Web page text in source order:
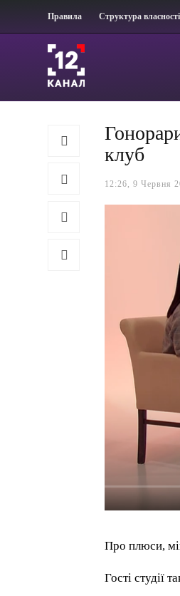
Правила Структура власності
клуб
12:26, 9 Червня
Про плюси,
Гості студії